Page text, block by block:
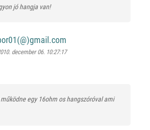
jó hangja van!
gmail.com
december 06. 10:27:17
egy 16ohm os hangszóróval ami